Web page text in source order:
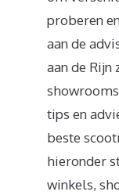
proberen
aan de
aan de
tips en
beste
hieronder
winkels,